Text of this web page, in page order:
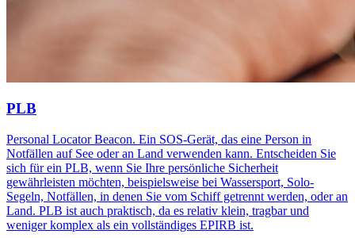
PLB
Personal Locator Beacon. Ein SOS-Gerät, das eine Person in
Notfällen auf See oder an Land verwenden kann. Entscheiden Sie
sich für ein PLB, wenn Sie Ihre persönliche Sicherheit
gewährleisten möchten, beispielsweise bei Wassersport, Solo-
Segeln, Notfällen, in denen Sie vom Schiff getrennt werden, oder an
Land. PLB ist auch praktisch, da es relativ klein, tragbar und
weniger komplex als ein vollständiges EPIRB ist.